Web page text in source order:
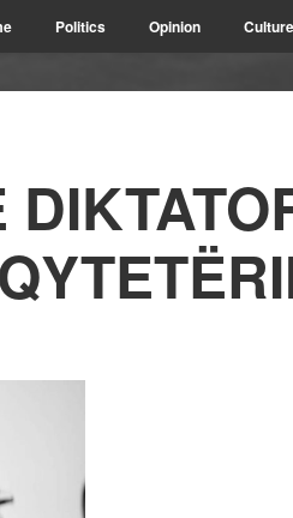
Politics Opinion Culture